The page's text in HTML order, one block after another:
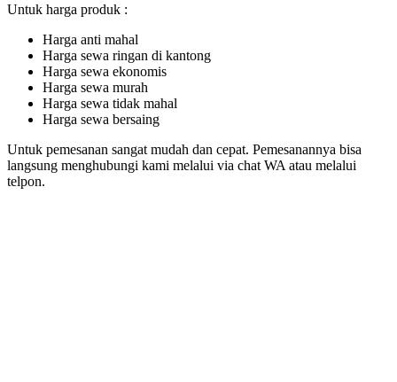
Untuk harga produk :
Harga anti mahal
Harga sewa ringan di kantong
Harga sewa ekonomis
Harga sewa murah
Harga sewa tidak mahal
Harga sewa bersaing
Untuk pemesanan sangat mudah dan cepat. Pemesanannya bisa
langsung menghubungi kami melalui via chat WA atau melalui
telpon.